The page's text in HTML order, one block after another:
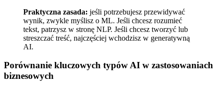
Praktyczna zasada: jeśli potrzebujesz przewidywać
wynik, zwykle myślisz o ML. Jeśli chcesz rozumieć
tekst, patrzysz w stronę NLP. Jeśli chcesz tworzyć lub
streszczać treść, najczęściej wchodzisz w generatywną
AI.
Porównanie kluczowych typów AI w zastosowaniach
biznesowych